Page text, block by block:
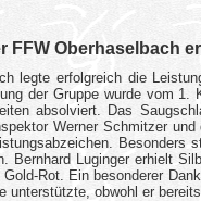
FFW Oberhaselbach
legte erfolgreich die
der Gruppe wurde vom
absolviert. Das
Werner Schmitzer
Bernhard Luginger erhielt
Rot. Ein besonderer
unterstützte, obwohl er